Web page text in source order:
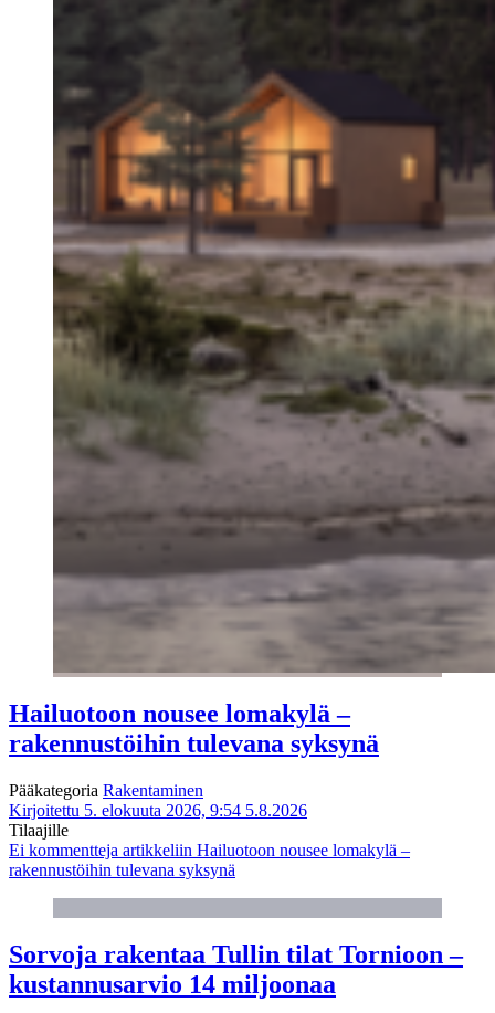
Hailuotoon nousee lomakylä –
rakennustöihin tulevana syksynä
Pääkategoria Rakentaminen
Kirjoitettu 5. elokuuta 2026, 9:54 5.8.2026
Tilaajille
Ei kommentteja artikkeliin Hailuotoon nousee lomakylä –
rakennustöihin tulevana syksynä
Sorvoja rakentaa Tullin tilat Tornioon –
kustannusarvio 14 miljoonaa